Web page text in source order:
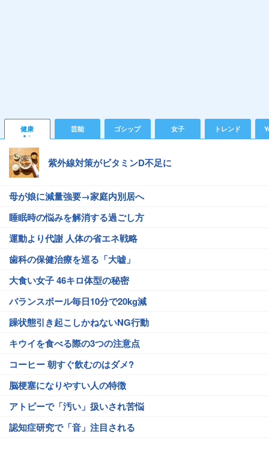
健康 芸能 ゴシップ 女子 トレンド
紫外線対策がビタミンD不足に
母が娘に減量強要→家庭内別居へ
睡眠時の悩みを解消する過ごし方
運動より代謝 人体の省エネ戦略
歯科の保健治療を巡る「大嘘」
大食い女子 46キロ体型の秘密
バランスボール毎日10分で20kg減
躁状態引き起こしかねないNG行動
キウイを食べる際の3つの注意点
コーヒー 朝すぐ飲むのはダメ?
脳梗塞になりやすい人の特徴
アトピーで「汚い」扱いされ苦悩
認知症研究で「音」注目される